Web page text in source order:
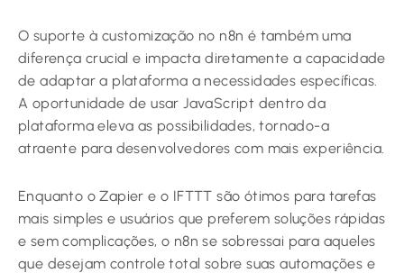
O suporte à customização no n8n é também uma
diferença crucial e impacta diretamente a capacidade
de adaptar a plataforma a necessidades específicas.
A oportunidade de usar JavaScript dentro da
plataforma eleva as possibilidades, tornado-a
atraente para desenvolvedores com mais experiência.
Enquanto o Zapier e o IFTTT são ótimos para tarefas
mais simples e usuários que preferem soluções rápidas
e sem complicações, o n8n se sobressai para aqueles
que desejam controle total sobre suas automações e